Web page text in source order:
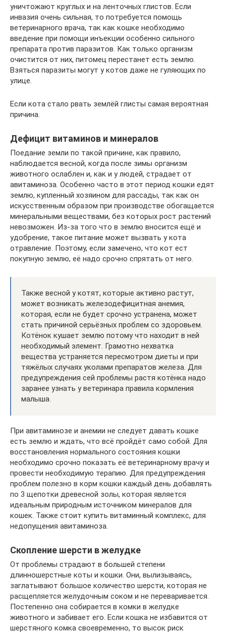
уничтожают круглых и на ленточных глистов. Если
инвазия очень сильная, то потребуется помощь
ветеринарного врача, так как кошке необходимо
введение при помощи инъекции особенно сильного
препарата против паразитов. Как только организм
очистится от них, питомец перестанет есть землю.
Взяться паразиты могут у котов даже не гуляющих по
улице.
Если кота стало рвать землёй глисты самая вероятная
причина.
Дефицит витаминов и минералов
Поедание земли по такой причине, как правило,
наблюдается весной, когда после зимы организм
животного ослаблен и, как и у людей, страдает от
авитаминоза. Особенно часто в этот период кошки едят
землю, купленный хозяином для рассады, так как он
искусственным образом при производстве обогащается
минеральными веществами, без которых рост растений
невозможен. Из-за того что в землю вносится ещё и
удобрение, такое питание может вызвать у кота
отравление. Поэтому, если замечено, что кот ест
покупную землю, её надо срочно спрятать от него.
Также весной у котят, которые активно растут,
может возникать железодефицитная анемия,
которая, если не будет срочно устранена, может
стать причиной серьёзных проблем со здоровьем.
Котёнок кушает землю потому что находит в ней
необходимый элемент. Грамотно нехватка
вещества устраняется пересмотром диеты и при
тяжёлых случаях уколами препаратов железа. Для
предупреждения сей проблемы растя котёнка надо
заранее узнать у ветеринара правила кормления
малыша.
При авитаминозе и анемии не следует давать кошке
есть землю и ждать, что всё пройдёт само собой. Для
восстановления нормального состояния кошки
необходимо срочно показать её ветеринарному врачу и
провести необходимую терапию. Для предупреждения
проблем полезно в корм кошки каждый день добавлять
по 3 щепотки древесной золы, которая является
идеальным природным источником минералов для
кошек. Также стоит купить витаминный комплекс, для
недопущения авитаминоза.
Скопление шерсти в желудке
От проблемы страдают в большей степени
длинношерстные коты и кошки. Они, вылизываясь,
заглатывают большое количество шерсти, которая не
расщепляется желудочным соком и не переваривается.
Постепенно она собирается в комки в желудке
животного и забивает его. Если кошка не избавится от
шерстяного комка своевременно, то высок риск